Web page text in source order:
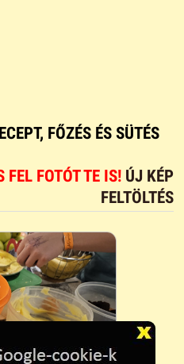
FŐZÉS ÉS SÜTÉS
FEL FOTÓT TE IS! ÚJ KÉP
FELTÖLTÉS